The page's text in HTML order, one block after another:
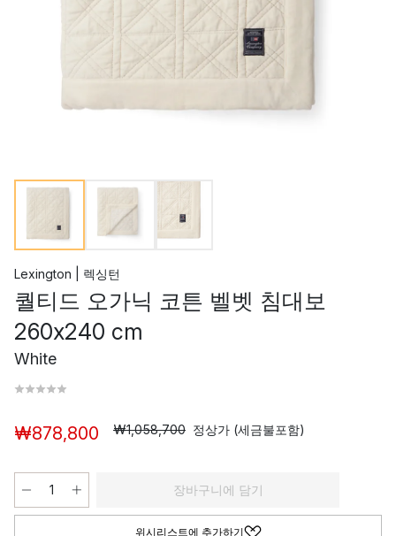
Lexington | 렉싱턴
퀄티드 오가닉 코튼 벨벳 침대보
260x240 cm
White
₩878,800 ₩1,058,700 정상가 (세금불포함)
장바구니에 담기
위시리스트에 추가하기